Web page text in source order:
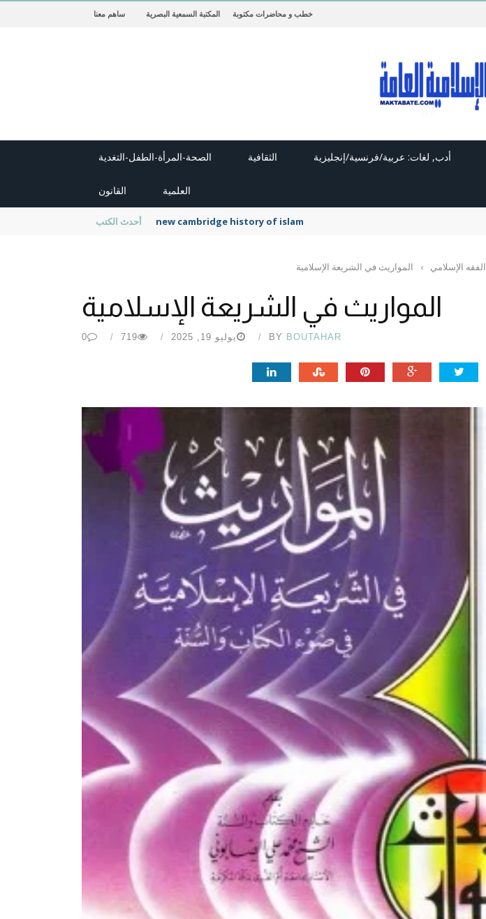
خطب و محاضرات مكتوبة المكتبة السمعية البصرية ساهم معنا
أدب, لغات: عربية/فرنسية/إنجليزية الثقافية الصحة-المرأة-الطفل-التغدية
العلمية القانون
أحدث الكتب new cambridge history of islam
الفقه الإسلامي › المواريث في الشريعة الإسلامية
المواريث في الشريعة الإسلامية
BY BOUTAHAR يوليو 19, 2025 719
0